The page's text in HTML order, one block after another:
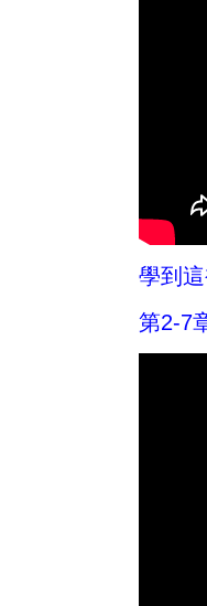
學到
第2-7